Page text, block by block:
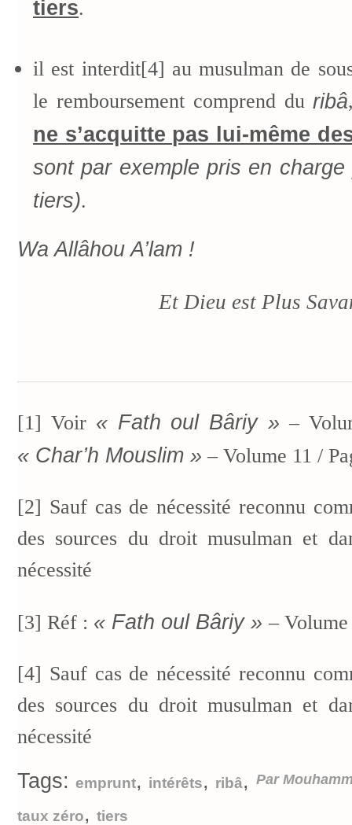
tiers.
il est interdit[4] au musulman de
le remboursement comprend duribâ
ne s’acquitte pas lui-même
sont par exemple pris en
tiers).
Wa Allâhou A’lam !
Et Dieu est Plus
[1] Voir « Fath oul Bâriy » –
« Char’h Mouslim » – Volume 11 /
[2] Sauf cas de nécessité reconnu
des sources du droit musulman et
nécessité
[3] Réf : « Fath oul Bâriy »–
[4] Sauf cas de nécessité reconnu
des sources du droit musulman et
nécessité
Par
Tags: emprunt, intérêts, ribâ,
taux zéro, tiers